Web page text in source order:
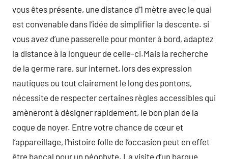
vous êtes présente, une distance d’1 mètre avec le quai
est convenable dans l’idée de simplifier la descente. si
vous avez d’une passerelle pour monter à bord, adaptez
la distance à la longueur de celle-ci.Mais la recherche
de la germe rare, sur internet, lors des expression
nautiques ou tout clairement le long des pontons,
nécessite de respecter certaines règles accessibles qui
amèneront à désigner rapidement, le bon plan de la
coque de noyer. Entre votre chance de cœur et
l’appareillage, l’histoire folle de l’occasion peut en effet
être bancal pour un néophyte. La visite d’un barque